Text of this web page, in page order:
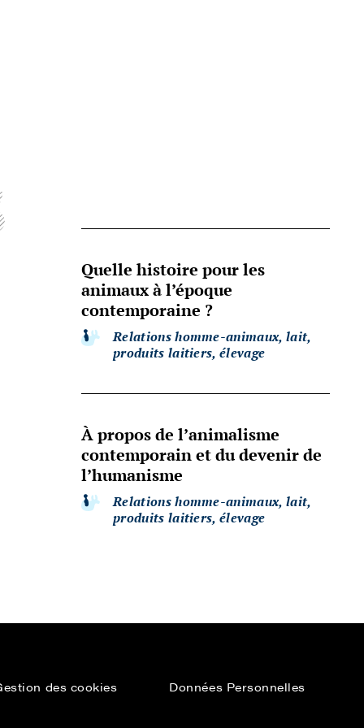
Quelle histoire pour les
animaux à l’époque
contemporaine ?
Relations homme-animaux, lait,
produits laitiers, élevage
À propos de l’animalisme
contemporain et du devenir de
l’humanisme
Relations homme-animaux, lait,
produits laitiers, élevage
des cookies Données Personnelles